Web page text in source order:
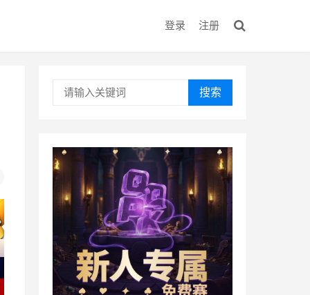
登录 注册
搜索